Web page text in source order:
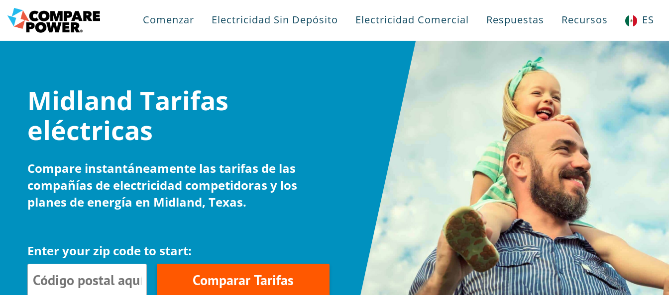
Comenzar Electricidad Sin Depósito Electricidad Comercial Respuestas Recursos ES
Midland Tarifas
eléctricas
Compare instantáneamente las tarifas de las
compañías de electricidad competidoras y los
planes de energía en Midland, Texas.
Enter your zip code to start:
Comparar Tarifas